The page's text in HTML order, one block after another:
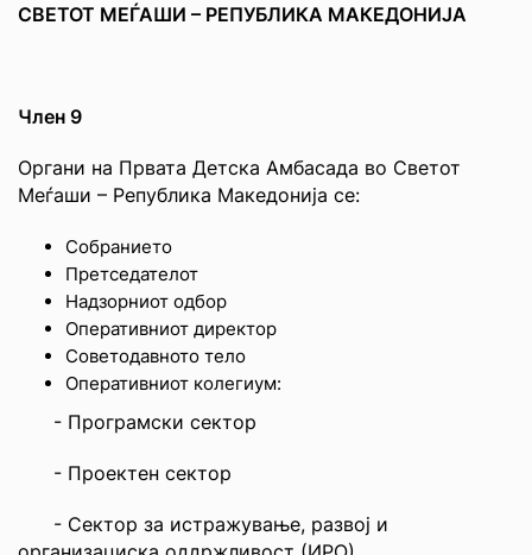
СВЕТОТ МЕЃАШИ – РЕПУБЛИКА МАКЕДОНИЈА
Член 9
Органи на Првата Детска Амбасада во Светот
Меѓаши – Република Македонија се:
Собранието
Претседателот
Надзорниот одбор
Оперативниот директор
Советодавното тело
Оперативниот колегиум:
- Програмски сектор
- Проектен сектор
- Сектор за истражување, развој и